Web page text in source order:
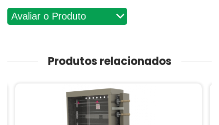
Avaliações
Produtos relacionados